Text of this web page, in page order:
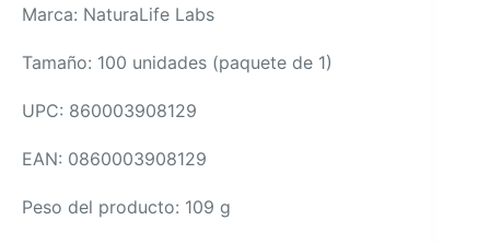
Marca: NaturaLife Labs
Tamaño: 100 unidades (paquete de 1)
UPC: 860003908129
EAN: 0860003908129
Peso del producto: 109 g